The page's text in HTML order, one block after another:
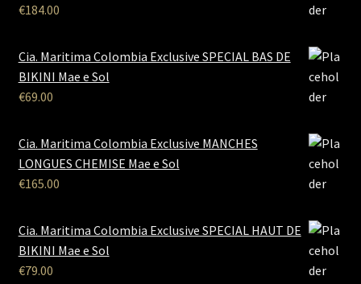
€184.00
Cia. Maritima Colombia Exclusive SPECIAL BAS DE
BIKINI Mae e Sol
€69.00
Cia. Maritima Colombia Exclusive MANCHES
LONGUES CHEMISE Mae e Sol
€165.00
Cia. Maritima Colombia Exclusive SPECIAL HAUT DE
BIKINI Mae e Sol
€79.00